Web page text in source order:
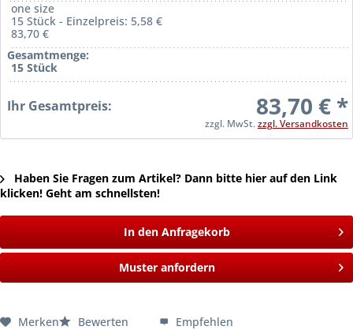
one size
15 Stück - Einzelpreis: 5,58 €
83,70 €
Gesamtmenge:
15 Stück
Ihr Gesamtpreis: 83,70 € *
zzgl. MwSt.zzgl. Versandkosten
Haben Sie Fragen zum Artikel? Dann bitte hier auf den Link
klicken! Geht am schnellsten!
In den Anfragekorb
Muster anfordern
Merken Bewerten Empfehlen